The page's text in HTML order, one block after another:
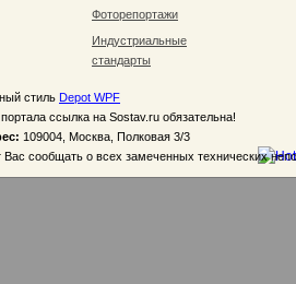
Фоторепортажи
Индустриальные
стандарты
стиль Depot WPF
ссылка на Sostav.ru обязательна!
109004, Москва, Полковая 3/3
сообщать о всех замеченных технических